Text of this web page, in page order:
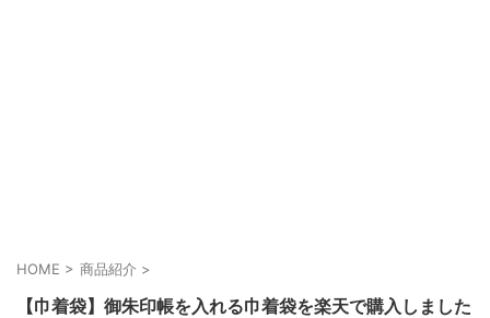
HOME > 商品紹介 >
【巾着袋】御朱印帳を入れる巾着袋を楽天で購入しました